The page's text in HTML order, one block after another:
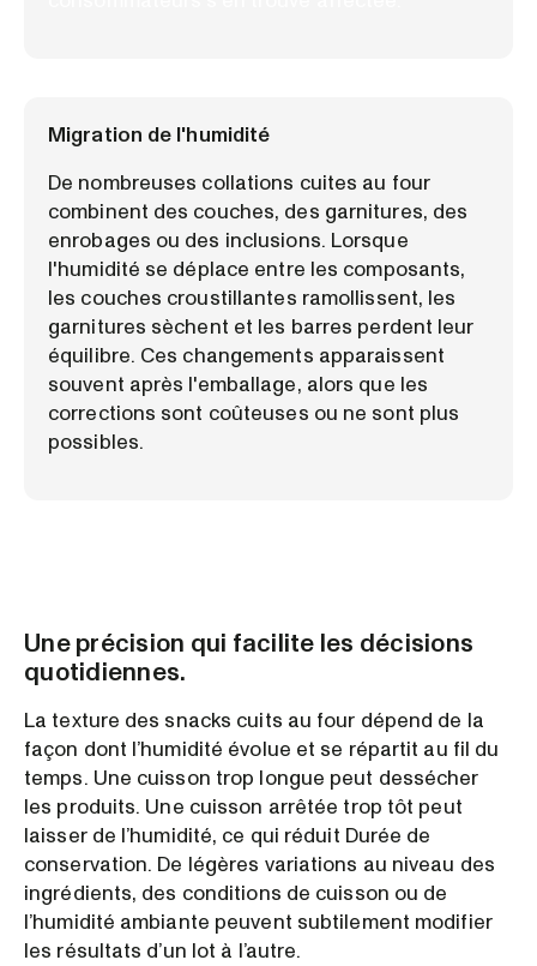
Migration de l'humidité
De nombreuses collations cuites au four
combinent des couches, des garnitures, des
enrobages ou des inclusions. Lorsque
l'humidité se déplace entre les composants,
les couches croustillantes ramollissent, les
garnitures sèchent et les barres perdent leur
équilibre. Ces changements apparaissent
souvent après l'emballage, alors que les
corrections sont coûteuses ou ne sont plus
possibles.
Une précision qui facilite les décisions
quotidiennes.
La texture des snacks cuits au four dépend de la
façon dont l’humidité évolue et se répartit au fil du
temps. Une cuisson trop longue peut dessécher
les produits. Une cuisson arrêtée trop tôt peut
laisser de l’humidité, ce qui réduit Durée de
conservation. De légères variations au niveau des
ingrédients, des conditions de cuisson ou de
l’humidité ambiante peuvent subtilement modifier
les résultats d’un lot à l’autre.